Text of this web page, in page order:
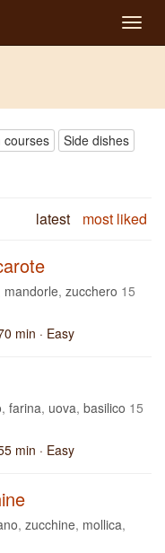
courses
Side dishes
latest most liked
mandorle, zucchero 15
min · Easy
, farina, uova, basilico 15
min · Easy
, zucchine, mollica,